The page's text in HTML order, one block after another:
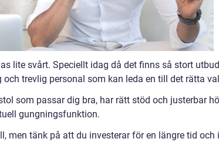
lite svårt. Speciellt idag då det finns så stort
trevlig personal som kan leda en till det rätta
som passar dig bra, har rätt stöd och justerbar
gungningsfunktion.
men tänk på att du investerar för en längre tid och